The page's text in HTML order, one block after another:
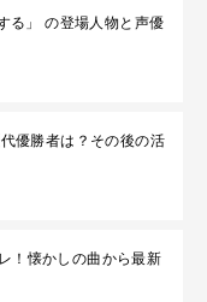
る」 の登場人物と声優
優勝者は？その後の活
！懐かしの曲から最新